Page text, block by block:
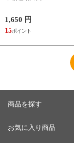
1,650 円
15
商品を探す
お気に入り商品